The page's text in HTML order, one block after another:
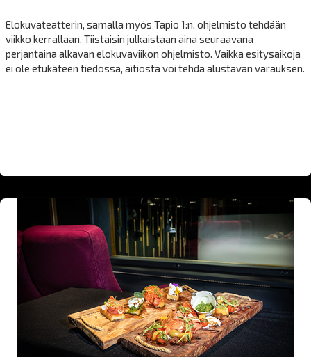
Elokuvateatterin, samalla myös Tapio 1:n, ohjelmisto tehdään
viikko kerrallaan. Tiistaisin julkaistaan aina seuraavana
perjantaina alkavan elokuvaviikon ohjelmisto. Vaikka esitysaikoja
ei ole etukäteen tiedossa, aitiosta voi tehdä alustavan varauksen.